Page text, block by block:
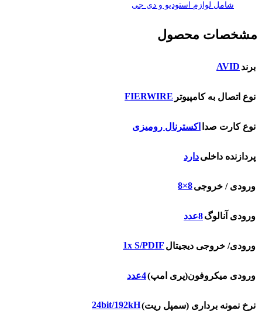
شامل لوازم استودیو و دی جی
مشخصات محصول
برند AVID
نوع اتصال به کامپیوتر FIERWIRE
نوع کارت صدا اکسترنال رومیزی
پردازنده داخلیدارد
ورودی / خروجی8×8
ورودی آنالوگ8عدد
ورودی/ خروجی دیجیتال 1x S/PDIF
ورودی میکروفون(پری امپ)4عدد
نرخ نمونه برداری (سمپل ریت)24bit/192kH